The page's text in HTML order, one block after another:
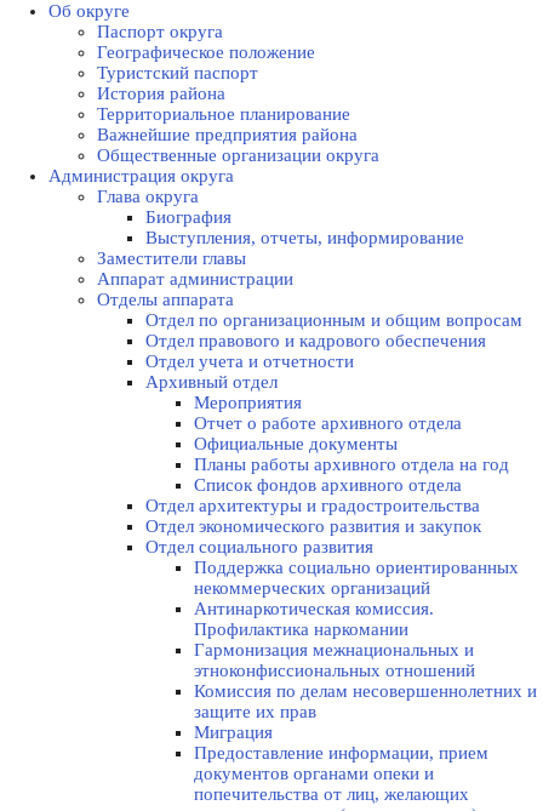
Об округе
Паспорт округа
Географическое положение
Туристский паспорт
История района
Территориальное планирование
Важнейшие предприятия района
Общественные организации округа
Администрация округа
Глава округа
Биография
Выступления, отчеты, информирование
Заместители главы
Аппарат администрации
Отделы аппарата
Отдел по организационным и общим вопросам
Отдел правового и кадрового обеспечения
Отдел учета и отчетности
Архивный отдел
Мероприятия
Отчет о работе архивного отдела
Официальные документы
Планы работы архивного отдела на год
Список фондов архивного отдела
Отдел архитектуры и градостроительства
Отдел экономического развития и закупок
Отдел социального развития
Поддержка социально ориентированных
некоммерческих организаций
Антинаркотическая комиссия.
Профилактика наркомании
Гармонизация межнациональных и
этноконфиссиональных отношений
Комиссия по делам несовершеннолетних и
защите их прав
Миграция
Предоставление информации, прием
документов органами опеки и
попечительства от лиц, желающих